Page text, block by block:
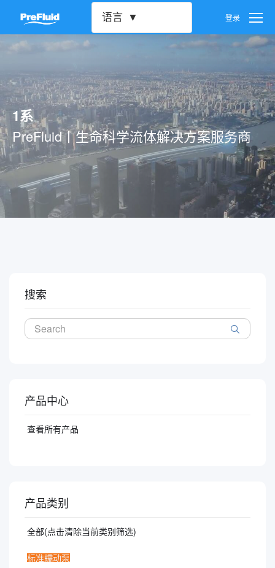
语言 登录
密码设置
账号注销
1系
PreFluid丨生命科学流体解决方案服务商
搜索
产品中心
查看所有产品
产品类别
全部(点击清除当前类别筛选)
标准蠕动泵